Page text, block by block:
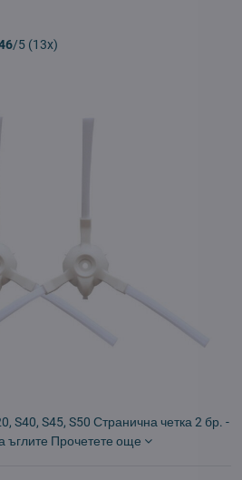
/5 (13x)
S40, S45, S50 Странична четка 2 бр. -
ъглите Прочетете още